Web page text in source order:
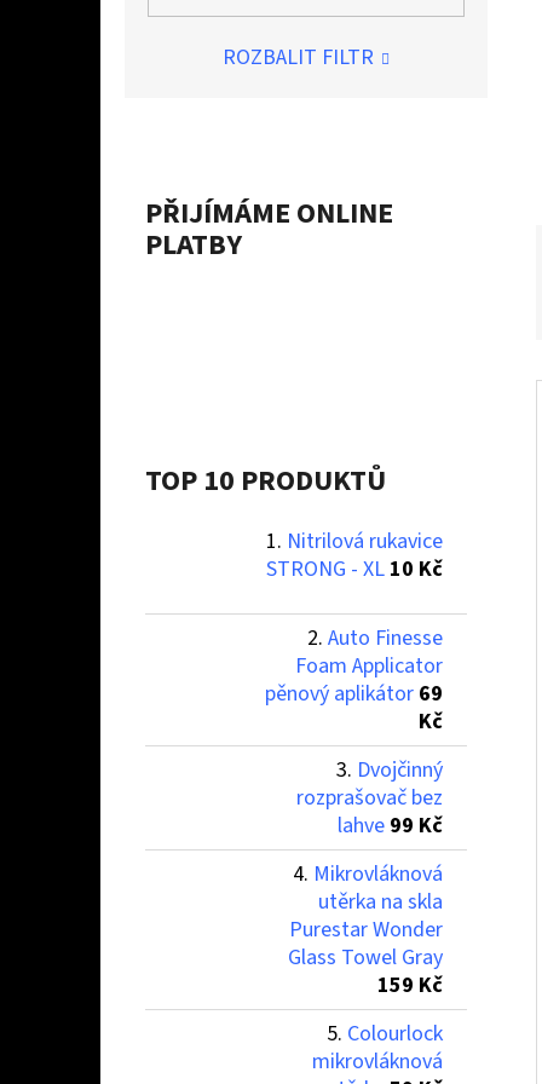
ROZBALIT FILTR
PŘIJÍMÁME ONLINE
PLATBY
TOP 10 PRODUKTŮ
Nitrilová rukavice
STRONG - XL 10 Kč
Auto Finesse
Foam Applicator
pěnový aplikátor 69
Kč
Dvojčinný
rozprašovač bez
lahve 99 Kč
Mikrovláknová
utěrka na skla
Purestar Wonder
Glass Towel Gray
159 Kč
Colourlock
mikrovláknová